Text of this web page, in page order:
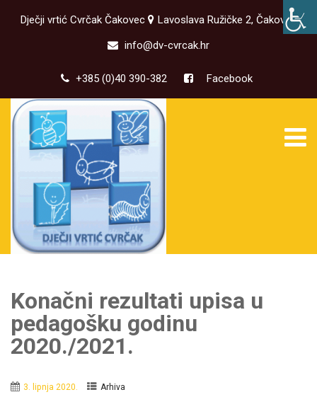
Dječji vrtić Cvrčak Čakovec
Lavoslava Ružičke 2, Čakovec
info@dv-cvrcak.hr
+385 (0)40 390-382 Facebook
Konačni rezultati upisa u
pedagošku godinu
2020./2021.
3. lipnja 2020. Arhiva